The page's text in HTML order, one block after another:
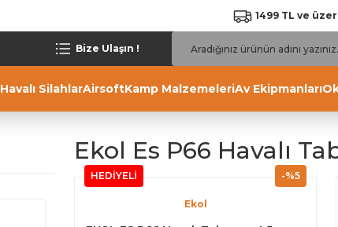
1499 TL ve
Bize Ulaşın !
Havalı SilahlarAirsoftKamp MalzemeleriAv Ekipmanları
Ekol Es P66 Havalı
-%5
HEDİYELİ
Ekol